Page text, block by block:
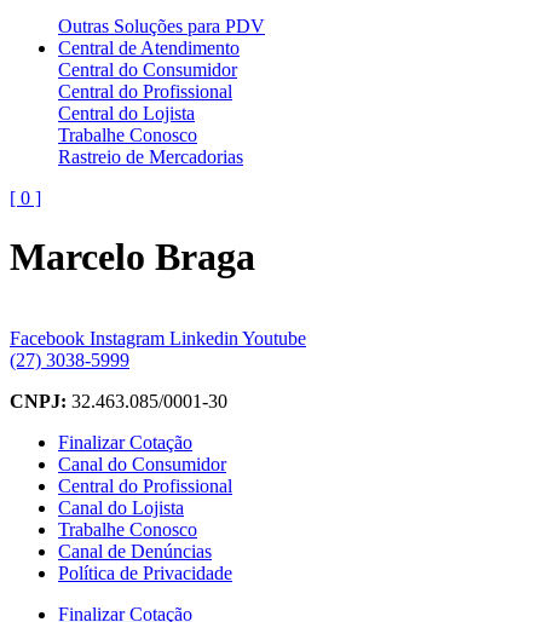
Outras Soluções para PDV
Central de Atendimento
Central do Consumidor
Central do Profissional
Central do Lojista
Trabalhe Conosco
Rastreio de Mercadorias
[ 0 ]
Marcelo Braga
Facebook Instagram Linkedin Youtube
(27) 3038-5999
CNPJ: 32.463.085/0001-30
Finalizar Cotação
Canal do Consumidor
Central do Profissional
Canal do Lojista
Trabalhe Conosco
Canal de Denúncias
Política de Privacidade
Finalizar Cotação